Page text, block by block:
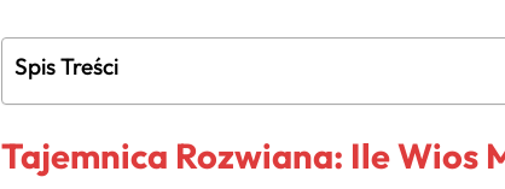
Spis Treści
Tajemnica Rozwiana: Ile Wios